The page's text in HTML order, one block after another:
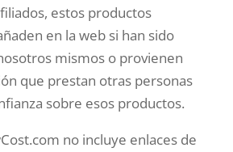
estos productos
en la web si han sido
mismos o provienen
que prestan otras personas
sobre esos productos.
no incluye enlaces de